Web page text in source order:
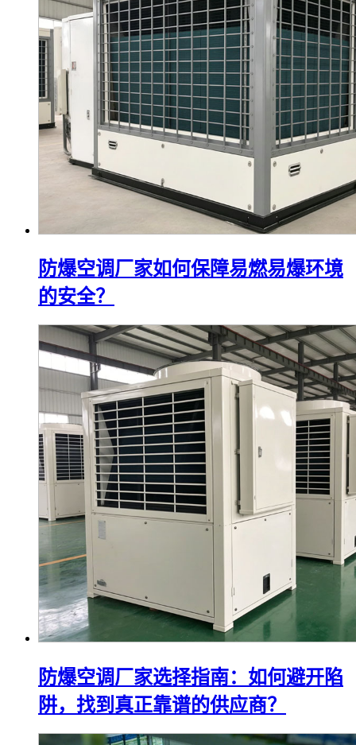
防爆空调厂家如何保障易燃易爆环境
的安全？
防爆空调厂家选择指南：如何避开陷
阱，找到真正靠谱的供应商？